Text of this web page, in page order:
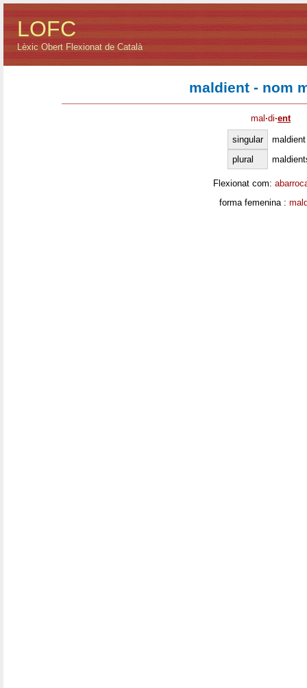
LOFC
Lèxic Obert Flexionat de Català
maldient - nom
mal·di·ent
singular
maldient
plural
Flexionat com:
forma femenina :